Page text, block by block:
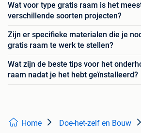
Wat voor type gratis raam is het
verschillende soorten projecten?
Zijn er specifieke materialen die je
gratis raam te werk te stellen?
Wat zijn de beste tips voor het
raam nadat je het hebt geïnstalleerd?
Home Doe-het-zelf en Bouw